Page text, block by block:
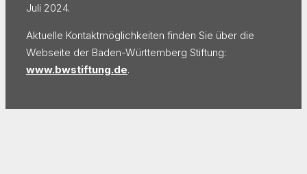
Juli 2024.
Aktuelle Kontaktmöglichkeiten finden Sie über die
Webseite der Baden-Württemberg Stiftung:
www.bwstiftung.de.